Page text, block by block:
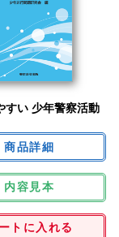
すい 少年警察活動
内容見本
トに入れる